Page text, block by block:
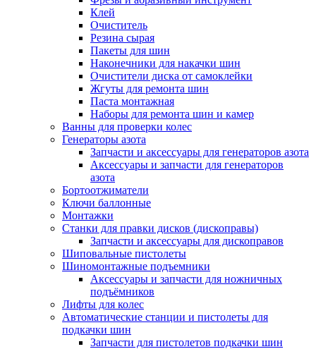
Клей
Очиститель
Резина сырая
Пакеты для шин
Наконечники для накачки шин
Очистители диска от самоклейки
Жгуты для ремонта шин
Паста монтажная
Наборы для ремонта шин и камер
Ванны для проверки колес
Генераторы азота
Запчасти и аксессуары для генераторов азота
Аксессуары и запчасти для генераторов
азота
Бортоотжиматели
Ключи баллонные
Монтажки
Станки для правки дисков (дископравы)
Запчасти и аксессуары для дископравов
Шиповальные пистолеты
Шиномонтажные подъемники
Аксессуары и запчасти для ножничных
подъёмников
Лифты для колес
Автоматические станции и пистолеты для
подкачки шин
Запчасти для пистолетов подкачки шин